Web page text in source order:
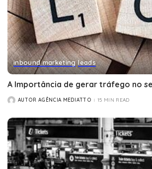
inbound marketing leads
A Importância de gerar tráfego no
POSTEDAUTOR AGÊNCIA MEDIATTO 15 MIN READ